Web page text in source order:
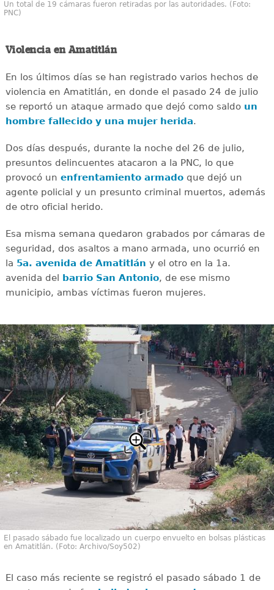
Un total de 19 cámaras fueron retiradas por las autoridades. (Foto:
PNC)
Violencia en Amatitlán
En los últimos días se han registrado varios hechos de
violencia en Amatitlán, en donde el pasado 24 de julio
se reportó un ataque armado que dejó como saldo un
hombre fallecido y una mujer herida.
Dos días después, durante la noche del 26 de julio,
presuntos delincuentes atacaron a la PNC, lo que
provocó un enfrentamiento armadoque dejó un
agente policial y un presunto criminal muertos, además
de otro oficial herido.
Esa misma semana quedaron grabados por cámaras de
seguridad, dos asaltos a mano armada, uno ocurrió en
la 5a. avenida de Amatitlán y el otro en la 1a.
avenida del barrio San Antonio, de ese mismo
municipio, ambas víctimas fueron mujeres.
El pasado sábado fue localizado un cuerpo envuelto en bolsas plásticas
en Amatitlán. (Foto: Archivo/Soy502)
El caso más reciente se registró el pasado sábado 1 de